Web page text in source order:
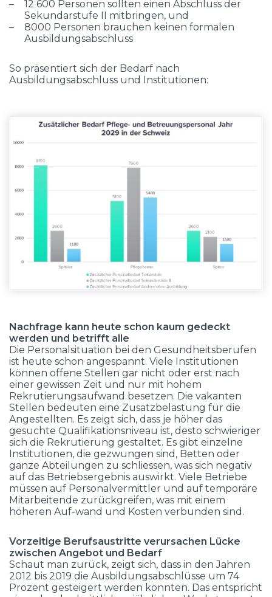
12 600 Personen sollten einen Abschluss der
Sekundarstufe II mitbringen, und
8000 Personen brauchen keinen formalen
Ausbildungsabschluss
So präsentiert sich der Bedarf nach
Ausbildungsabschluss und Institutionen:
Nachfrage kann heute schon kaum gedeckt
werden und betrifft alle
Die Personalsituation bei den Gesundheitsberufen
ist heute schon angespannt. Viele Institutionen
können offene Stellen gar nicht oder erst nach
einer gewissen Zeit und nur mit hohem
Rekrutierungsaufwand besetzen. Die vakanten
Stellen bedeuten eine Zusatzbelastung für die
Angestellten. Es zeigt sich, dass je höher das
gesuchte Qualifikations­niveau ist, desto schwieriger
sich die Rekrutierung gestaltet. Es gibt einzelne
Institutionen, die gezwungen sind, Betten oder
ganze Abteilungen zu schliessen, was sich negativ
auf das Betriebsergebnis auswirkt. Viele Betriebe
müssen auf Personalvermittler und auf temporäre
Mitarbeitende zurückgreifen, was mit einem
höheren Auf-wand und Kosten verbunden sind.
Vorzeitige Berufsaustritte verursachen Lücke
zwischen Angebot und Bedarf
Schaut man zurück, zeigt sich, dass in den Jahren
2012 bis 2019 die Ausbildungsabschlüsse um 74
Prozent gesteigert werden konnten. Das entspricht